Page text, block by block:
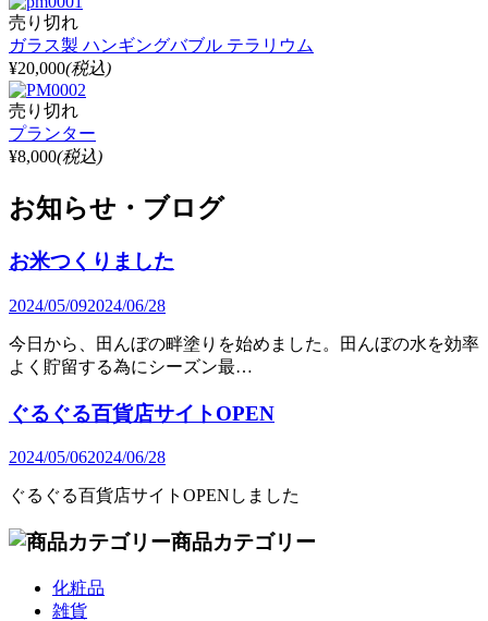
売り切れ
ガラス製 ハンギングバブル テラリウム
¥20,000(税込)
売り切れ
プランター
¥8,000(税込)
お知らせ・ブログ
お米つくりました
2024/05/092024/06/28
今日から、田んぼの畔塗りを始めました。田んぼの水を効率
よく貯留する為にシーズン最…
ぐるぐる百貨店サイトOPEN
2024/05/062024/06/28
ぐるぐる百貨店サイトOPENしました
商品カテゴリー
化粧品
雑貨